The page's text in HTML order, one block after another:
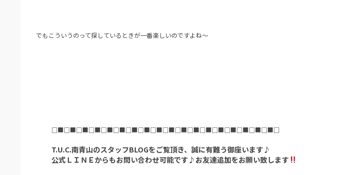
でもこういうのって探しているときが一番楽しいのですよね～
□■□■□■□■□■□■□■□■□■□■□■□■□■□■□■□■□■□■□
T.U.C.南青山のスタッフBLOGをご覧頂き、誠に有難う御座います♪
公式ＬＩＮＥからもお問い合わせ可能です♪お友達追加をお願い致します